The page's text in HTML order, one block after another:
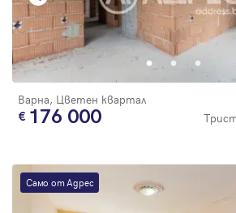
Варна, Цветен квартал
176 000
Само от Адрес